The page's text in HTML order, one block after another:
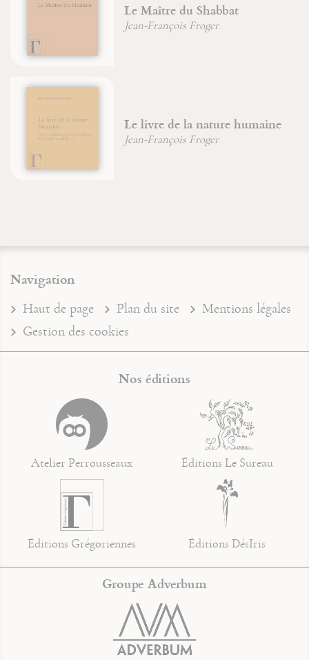
Le Maître du Shabbat
Le livre de la nature humaine
Jean-François Froger
Navigation
Haut de page Plan du site
Mentions légales
Gestion des cookies
Nos éditions
Atelier Perrousseaux Éditions Le Sureau
Éditions Grégoriennes Éditions DésIris
Groupe Adverbum